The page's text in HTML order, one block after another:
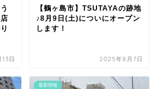
日
【鶴ヶ島市】TSUTAYAの跡地
♪8月9日(土)についにオープン
します！
2025年8月7日
最新情報